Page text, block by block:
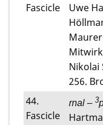
Fascicle
Uwe
Nikolai
256.
44.
Fascicle
rnal – 3